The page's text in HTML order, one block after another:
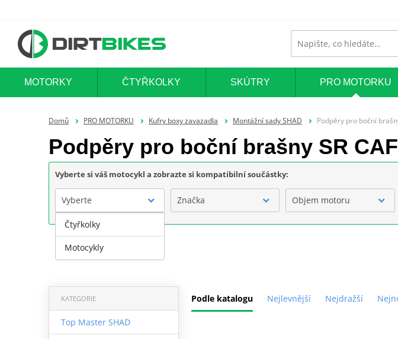
MOTORKY ČTYŘKOLKY SKÚTRY PRO MOTORKU
Domů PRO MOTORKU Kufry boxy zavazadla Montážní sady SHAD Podpěry pro boční
Podpěry pro boční brašny SR
Vyberte si váš motocykl a zobrazte si kompatibilní součástky:
Vyberte Značka Objem motoru
Podle katalogu Nejlevnější Nejdražší
KATEGORIE
Top Master SHAD
Čtyřkolky
Motocykly